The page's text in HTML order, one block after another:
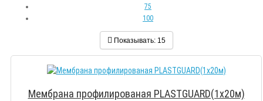
75
100
Показывать: 15
Мембрана профилированая PLASTGUARD(1х20м)